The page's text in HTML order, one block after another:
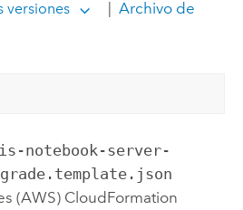
versiones
Archivo de
notebook-server-
(AWS) CloudFormation